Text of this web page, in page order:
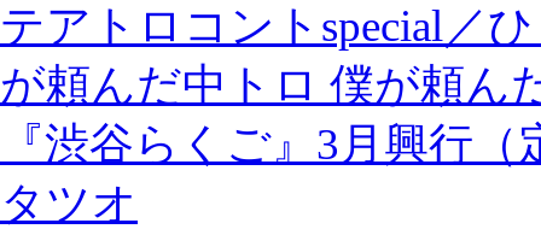
テアトロコントspecial／
が頼んだ中トロ 僕が頼ん
『渋谷らくご』3月興行
タツオ